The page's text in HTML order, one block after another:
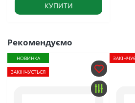
КУПИТИ
Рекомендуємо
НОВИНКА
ЗАКІНЧУЄТЬСЯ